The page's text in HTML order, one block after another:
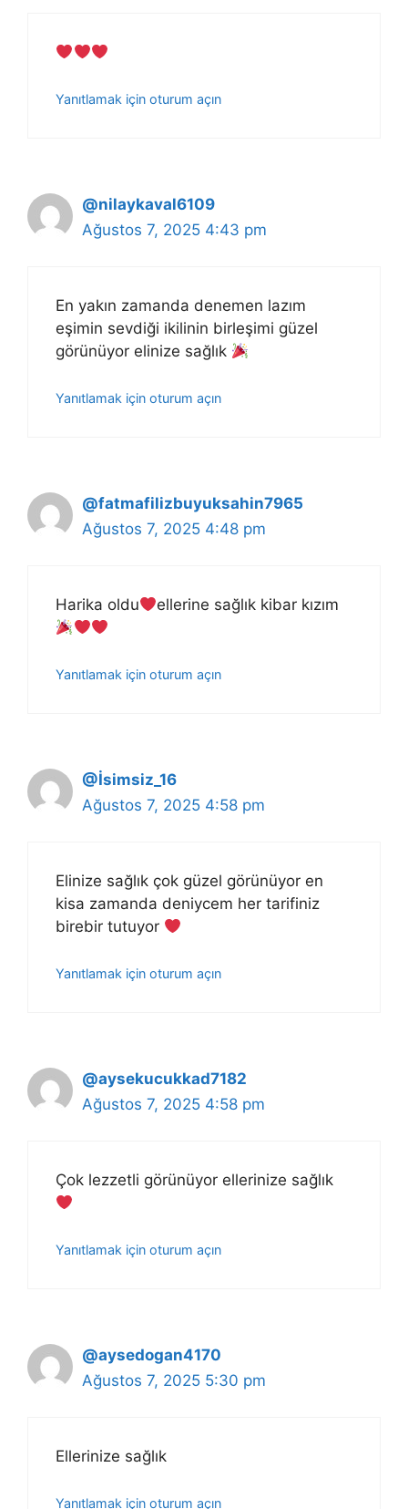
Yanıtlamak için oturum açın
@nilaykaval6109
Ağustos 7, 2025 4:43 pm
En yakın zamanda denemen lazım
eşimin sevdiği ikilinin birleşimi güzel
görünüyor elinize sağlık
Yanıtlamak için oturum açın
@fatmafilizbuyuksahin7965
Ağustos 7, 2025 4:48 pm
Harika oldu ellerine sağlık kibar kızım
Yanıtlamak için oturum açın
@İsimsiz_16
Ağustos 7, 2025 4:58 pm
Elinize sağlık çok güzel görünüyor en
kisa zamanda deniycem her tarifiniz
birebir tutuyor
Yanıtlamak için oturum açın
@aysekucukkad7182
Ağustos 7, 2025 4:58 pm
Çok lezzetli görünüyor ellerinize sağlık
Yanıtlamak için oturum açın
@aysedogan4170
Ağustos 7, 2025 5:30 pm
Ellerinize sağlık
Yanıtlamak için oturum açın